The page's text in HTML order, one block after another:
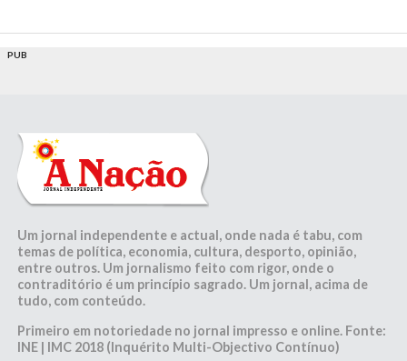
PUB
Um jornal independente e actual, onde nada é tabu, com
temas de política, economia, cultura, desporto, opinião,
entre outros. Um jornalismo feito com rigor, onde o
contraditório é um princípio sagrado. Um jornal, acima de
tudo, com conteúdo.
Primeiro em notoriedade no jornal impresso e online. Fonte:
INE | IMC 2018 (Inquérito Multi-Objectivo Contínuo)